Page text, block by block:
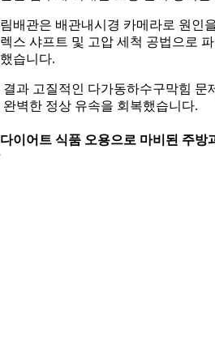
배관은 배관내시경 카메라로 원인
스 샤프트 및 고압 세척 공법으로
습니다.
결과 고질적인 다가동하수구막힘 문
완벽한 정상 유속을 회복했습니다.
이어트 식품 오용으로 마비된 주방